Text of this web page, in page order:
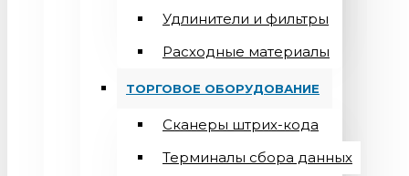
Удлинители и фильтры
Расходные материалы
ТОРГОВОЕ ОБОРУДОВАНИЕ
Сканеры штрих-кода
Терминалы сбора данных